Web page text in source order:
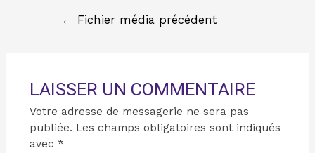
← Fichier média précédent
LAISSER UN COMMENTAIRE
Votre adresse de messagerie ne sera pas
publiée. Les champs obligatoires sont indiqués
avec *